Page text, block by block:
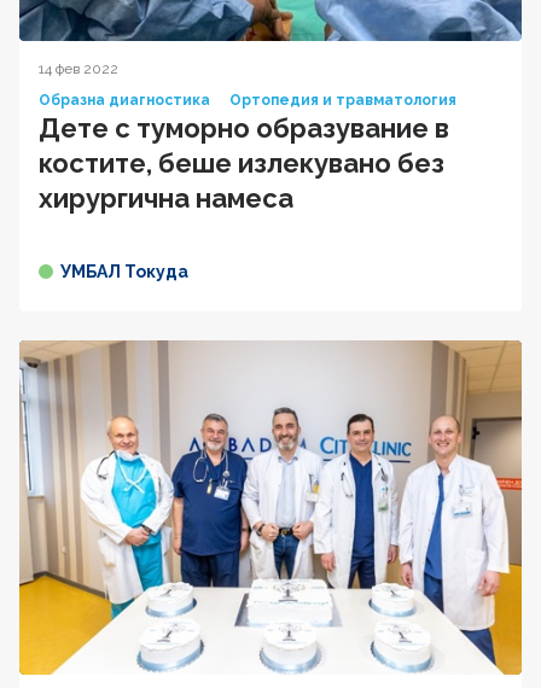
14 фев 2022
Образна диагностика
Ортопедия и травматология
Дете с туморно образувание в
костите, беше излекувано без
хирургична намеса
УМБАЛ Токуда